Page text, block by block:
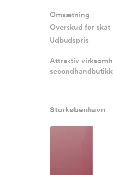
Omsætning
Overskud før skat
Udbudspris
Attraktiv
Storkøbenhavn